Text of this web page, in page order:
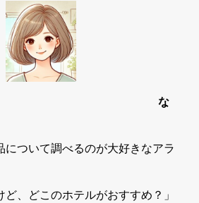
について調べるのが大好きなアラ
ど、どこのホテルがおすすめ？」